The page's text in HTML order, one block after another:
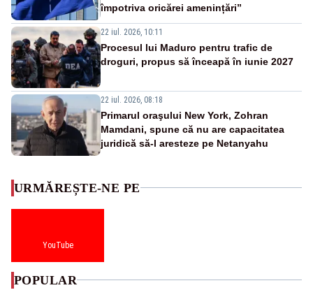
împotriva oricărei amenințări”
22 iul. 2026, 10:11
Procesul lui Maduro pentru trafic de
droguri, propus să înceapă în iunie 2027
22 iul. 2026, 08:18
Primarul oraşului New York, Zohran
Mamdani, spune că nu are capacitatea
juridică să-l aresteze pe Netanyahu
URMĂREȘTE-NE PE
YouTube
POPULAR